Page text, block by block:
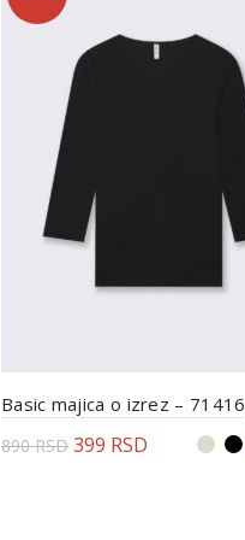
Basic majica o izrez – 71416
890RSD 399 RSD